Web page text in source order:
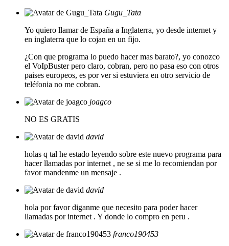
Gugu_Tata
Yo quiero llamar de España a Inglaterra, yo desde internet y
en inglaterra que lo cojan en un fijo.
¿Con que programa lo puedo hacer mas barato?, yo conozco
el VoIpBuster pero claro, cobran, pero no pasa eso con otros
paises europeos, es por ver si estuviera en otro servicio de
teléfonia no me cobran.
joagco
NO ES GRATIS
david
holas q tal he estado leyendo sobre este nuevo programa para
hacer llamadas por internet , ne se si me lo recomiendan por
favor mandenme un mensaje .
david
hola por favor diganme que necesito para poder hacer
llamadas por internet . Y donde lo compro en peru .
franco190453